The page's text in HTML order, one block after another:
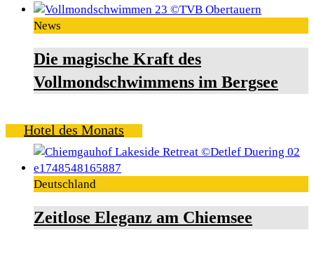
News
Die magische Kraft des
Vollmondschwimmens im Bergsee
Hotel des Monats
Deutschland
Zeitlose Eleganz am Chiemsee